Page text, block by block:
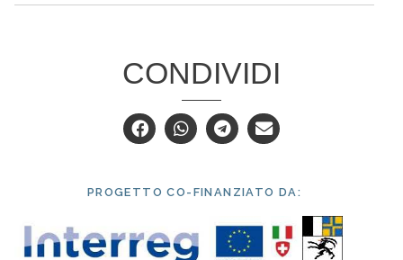
CONDIVIDI
PROGETTO CO-FINANZIATO DA: